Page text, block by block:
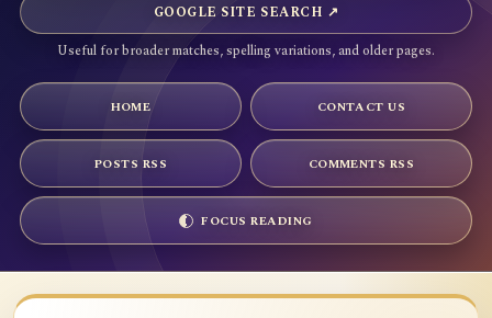
GOOGLE SITE SEARCH ↗
Useful for broader matches, spelling variations, and older pages.
HOME CONTACT US
POSTS RSS COMMENTS RSS
FOCUS READING